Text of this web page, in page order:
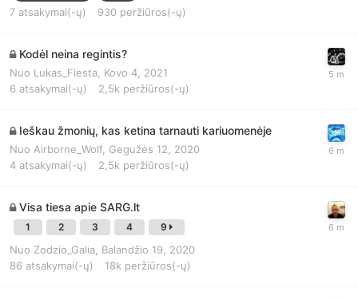
7 atsakymai(-ų) 930 peržiūros(-ų)
Kodėl neina regintis?
Nuo Lukas_Fiesta Kovo 4, 2021
6 atsakymai(-ų) 2,5k peržiūros(-ų)
Ieškau žmonių, kas ketina tarnauti kariuomenėje
Nuo Airborne_Wolf, Gegužės 12, 2020
4 atsakymai(-ų) 2,5k peržiūros(-ų)
Visa tiesa apie SARG.lt
1 2 3 4 9
Nuo Zodzio_Galia Balandžio 19, 2020
86 atsakymai(-ų) 18k peržiūros(-ų)